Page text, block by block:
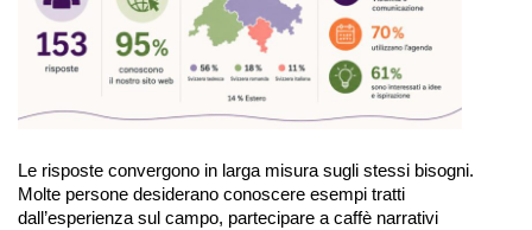
Le risposte convergono in larga misura sugli stessi bisogni.
Molte persone desiderano conoscere esempi tratti
dall’esperienza sul campo, partecipare a caffè narrativi